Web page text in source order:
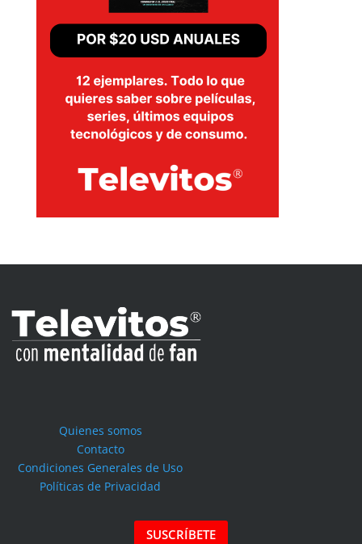
Quienes somos
Contacto
Condiciones Generales de Uso
Políticas de Privacidad
SUSCRÍBETE